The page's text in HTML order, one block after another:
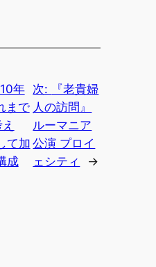
年
まで
て加
成
次:
『老貴婦
人の訪問』
ルーマニア
公演 プロイ
ェシティ
→